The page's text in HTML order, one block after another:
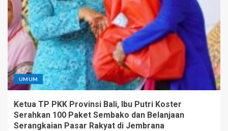
UMUM
Ketua TP PKK Provinsi Bali, Ibu Putri Koster
Serahkan 100 Paket Sembako dan Belanjaan
Serangkaian Pasar Rakyat di Jembrana